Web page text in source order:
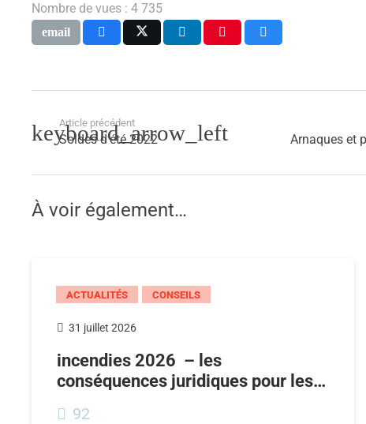
Nombre de vues : 4 735
Article précédent
Soldes d’été 2022 Arnaques et
À voir également…
ACTUALITÉS CONSEILS
31 juillet 2026
incendies 2026 – les
conséquences juridiques pour les…
92